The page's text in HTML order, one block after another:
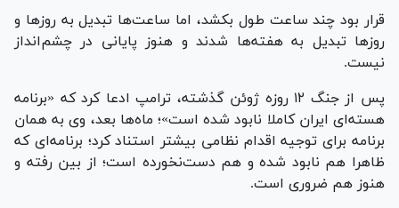
قرار بود چند ساعت طول بکشد، اما ساعت‌ها تبدیل به روزها و
روزها تبدیل به هفته‌ها شدند و هنوز پایانی در چشم‌انداز
نیست.
پس از جنگ ۱۲ روزه ژوئن گذشته، ترامپ ادعا کرد که «برنامه
هسته‌ای ایران کاملا نابود شده است»؛ ماه‌ها بعد، وی به همان
برنامه برای توجیه اقدام نظامی بیشتر استناد کرد؛ برنامه‌ای که
ظاهرا هم نابود شده و هم دست‌نخورده است؛ از بین رفته و
هنوز هم ضروری است.